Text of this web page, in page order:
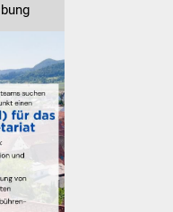
Musikschule